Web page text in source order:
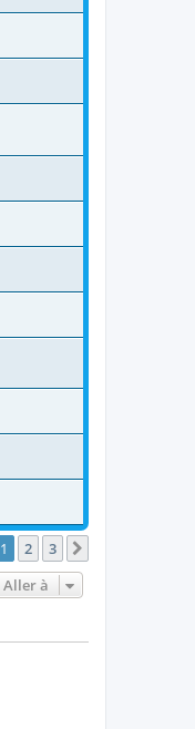
1 2 3
Aller à